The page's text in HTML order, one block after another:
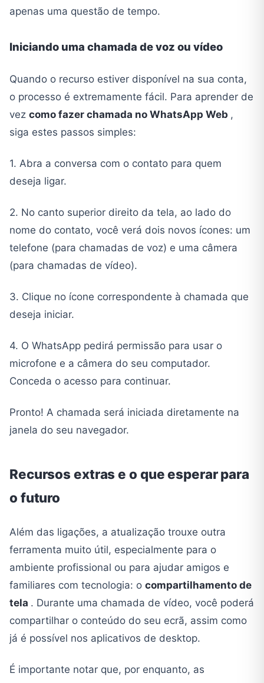
apenas uma questão de tempo.
Iniciando uma chamada de voz ou vídeo
Quando o recurso estiver disponível na sua conta,
o processo é extremamente fácil. Para aprender de
vez como fazer chamada no WhatsApp Web ,
siga estes passos simples:
1. Abra a conversa com o contato para quem
deseja ligar.
2. No canto superior direito da tela, ao lado do
nome do contato, você verá dois novos ícones: um
telefone (para chamadas de voz) e uma câmera
(para chamadas de vídeo).
3. Clique no ícone correspondente à chamada que
deseja iniciar.
4. O WhatsApp pedirá permissão para usar o
microfone e a câmera do seu computador.
Conceda o acesso para continuar.
Pronto! A chamada será iniciada diretamente na
janela do seu navegador.
Recursos extras e o que esperar para
o futuro
Além das ligações, a atualização trouxe outra
ferramenta muito útil, especialmente para o
ambiente profissional ou para ajudar amigos e
familiares com tecnologia: o compartilhamento de
tela . Durante uma chamada de vídeo, você poderá
compartilhar o conteúdo do seu ecrã, assim como
já é possível nos aplicativos de desktop.
É importante notar que, por enquanto, as